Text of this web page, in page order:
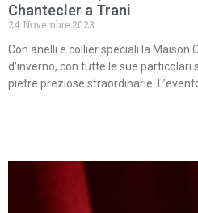
Chantecler a Trani
24 Novembre 2023
Con anelli e collier speciali la Maison
d’inverno, con tutte le sue
pietre preziose straordinarie.